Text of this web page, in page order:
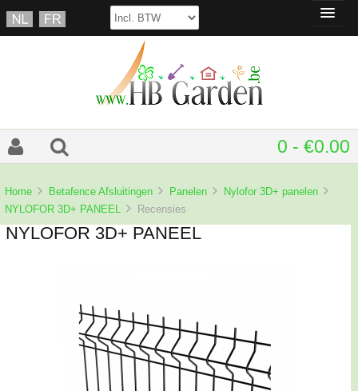
0 - €0.00
Home Betafence Afsluitingen Panelen
Nylofor 3D+ panelen
NYLOFOR 3D+ PANEEL
Recensies
NYLOFOR 3D+ PANEEL